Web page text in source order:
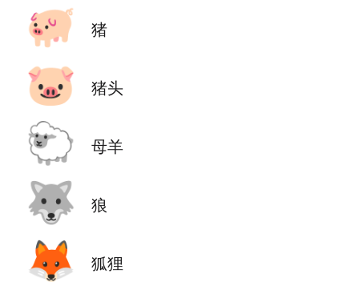
🐖 猪
🐷 猪头
🐑 母羊
🐺 狼
🦊 狐狸